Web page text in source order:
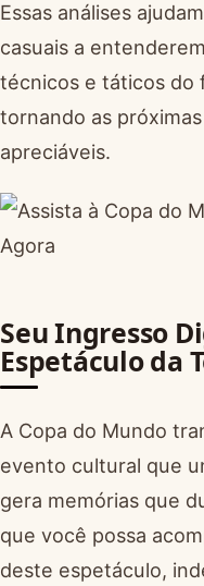
Essas análises
casuais a
técnicos e táticos do
tornando as
apreciáveis.
Seu Ingresso
Espetáculo da
A Copa do Mundo
evento cultural que
gera memórias que
que você possa
deste espetáculo,